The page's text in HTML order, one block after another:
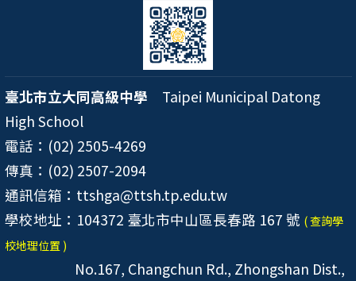
臺北市立大同高級中學 Taipei Municipal Datong
High School
電話：(02) 2505-4269
傳真：(02) 2507-2094
通訊信箱：ttshga@ttsh.tp.edu.tw
學校地址：104372 臺北市中山區長春路 167 號 ( 查詢學
校地理位置 )
No.167, Changchun Rd., Zhongshan Dist.,